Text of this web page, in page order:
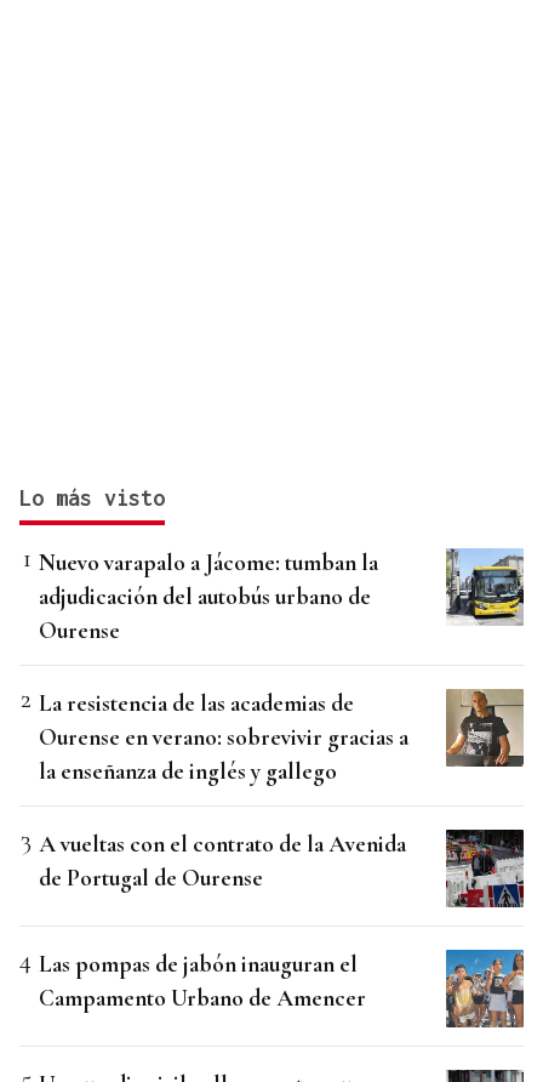
Lo más visto
Nuevo varapalo a Jácome: tumban la
adjudicación del autobús urbano de
Ourense
La resistencia de las academias de
Ourense en verano: sobrevivir gracias a
la enseñanza de inglés y gallego
A vueltas con el contrato de la Avenida
de Portugal de Ourense
Las pompas de jabón inauguran el
Campamento Urbano de Amencer